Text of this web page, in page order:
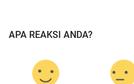
APA REAKSI ANDA?